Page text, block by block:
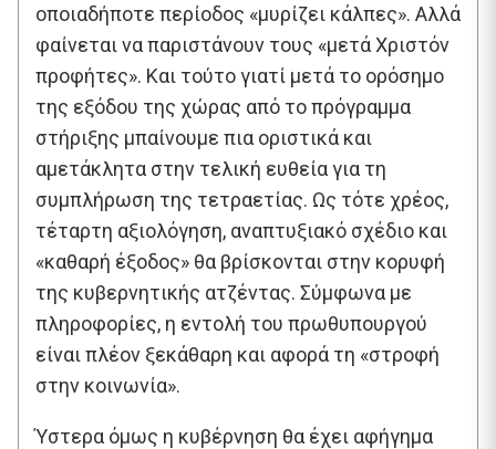
οποιαδήποτε περίοδος «μυρίζει κάλπες». Αλλά
φαίνεται να παριστάνουν τους «μετά Χριστόν
προφήτες». Και τούτο γιατί μετά το ορόσημο
της εξόδου της χώρας από το πρόγραμμα
στήριξης μπαίνουμε πια οριστικά και
αμετάκλητα στην τελική ευθεία για τη
συμπλήρωση της τετραετίας. Ως τότε χρέος,
τέταρτη αξιολόγηση, αναπτυξιακό σχέδιο και
«καθαρή έξοδος» θα βρίσκονται στην κορυφή
της κυβερνητικής ατζέντας. Σύμφωνα με
πληροφορίες, η εντολή του πρωθυπουργού
είναι πλέον ξεκάθαρη και αφορά τη «στροφή
στην κοινωνία».
Ύστερα όμως η κυβέρνηση θα έχει αφήγημα